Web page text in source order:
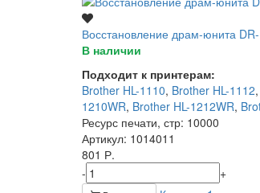
Восстановление драм-юнита
В наличии
Подходит к принтерам:
Brother HL-1110, Brother HL-1112,
1210WR, Brother HL-1212WR,
Ресурс печати, стр: 10000
Артикул: 1014011
801 Р.
-
+